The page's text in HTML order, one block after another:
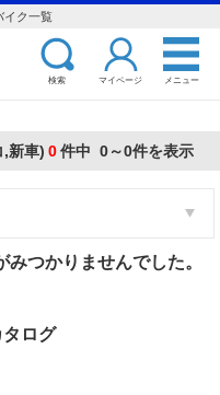
イク一覧
検索 マイページ メニュー
,新車) 0件中 0～0件を表示
つかりませんでした。
ログ